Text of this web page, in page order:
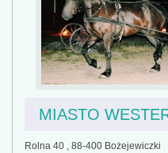
MIASTO
Rolna 40 , 88-400 Bożejewiczki